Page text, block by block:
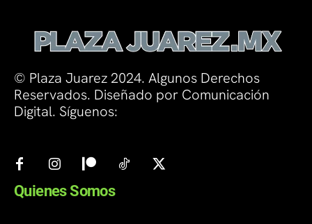
© Plaza Juarez 2024. Algunos Derechos
Reservados. Diseñado por Comunicación
Digital. Síguenos:
Quienes Somos